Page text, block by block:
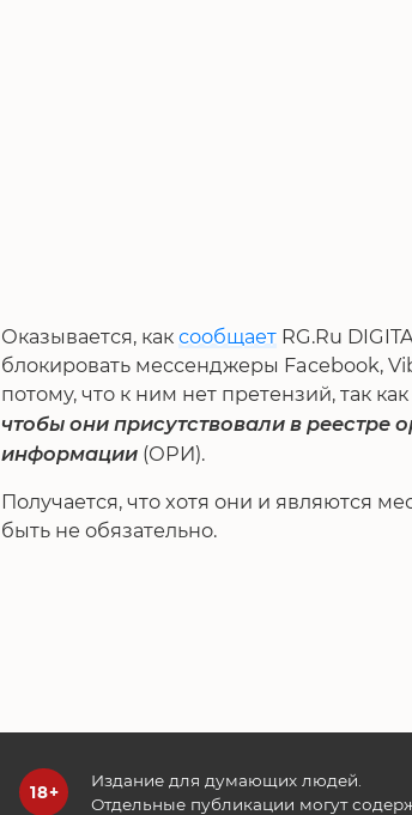
Оказывается, как сообщает RG.Ru
блокировать мессенджеры Facebook,
потому, что к ним нет претензий, так как
чтобы они присутствовали в реестре
информации (ОРИ).
Получается, что хотя они и являются
быть не обязательно.
Издание для думающих людей.
Отдельные публикации могут